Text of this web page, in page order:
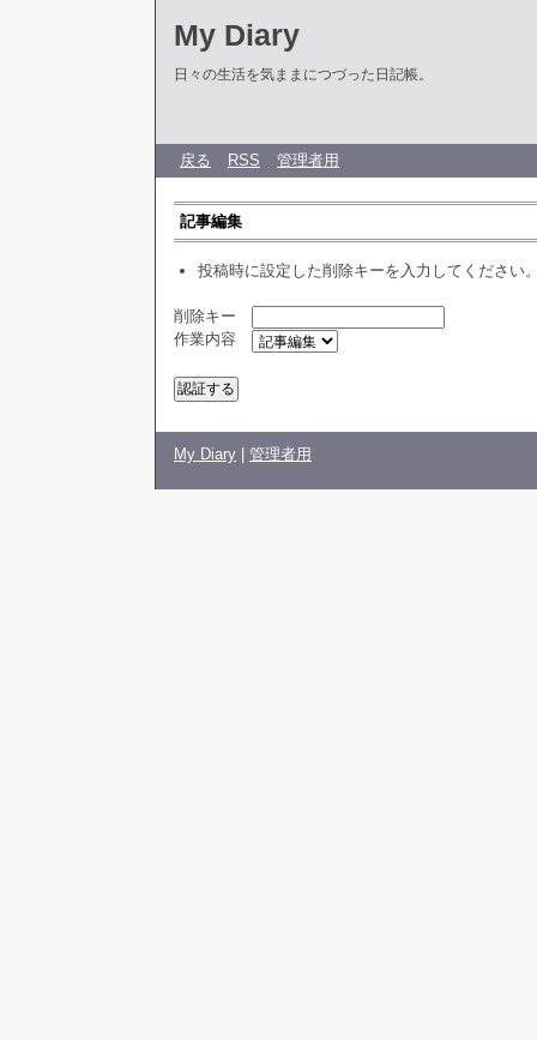
My Diary
日々の生活を気ままにつづった日記帳。
戻る RSS 管理者用
記事編集
投稿時に設定した削除キーを入力してください
削除キー
作業内容
My Diary 管理者用